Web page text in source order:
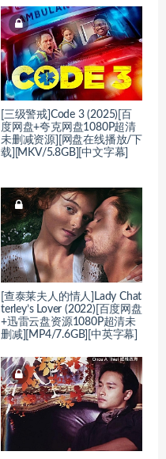
[三级警戒]Code 3 (2025)[百
度网盘+夸克网盘1080P超清
未删减资源][网盘在线播放/下
载][MKV/5.8GB][中文字幕]
[查泰莱夫人的情人]Lady Chat
terley’s Lover (2022)[百度网盘
+迅雷云盘资源1080P超清未
删减][MP4/7.6GB][中英字幕]